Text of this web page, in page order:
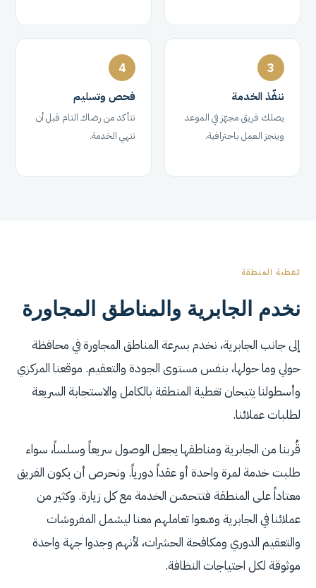
3
ننفّذ الخدمة
يصلك فريق مجهّز في الموعد
وينجز العمل باحترافية.
4
فحص وتسليم
نتأكد من رضاك التام قبل أن
ننهي الخدمة.
تغطية المنطقة
نخدم الجابرية والمناطق المجاورة
إلى جانب الجابرية، نخدم بسرعة المناطق المجاورة في محافظة
حولي وما حولها، بنفس مستوى الجودة والتعقيم. موقعنا المركزي
وأسطولنا يتيحان تغطية المنطقة بالكامل والاستجابة السريعة
لطلبات عملائنا.
قُربنا من الجابرية ومناطقها يجعل الوصول سريعاً وسلساً، سواء
طلبت خدمة لمرة واحدة أو عقداً دورياً. ونحرص أن يكون الفريق
معتاداً على المنطقة فتتحسّن الخدمة مع كل زيارة. وكثير من
عملائنا في الجابرية وسّعوا تعاملهم معنا ليشمل المفروشات
والتعقيم الدوري ومكافحة الحشرات، لأنهم وجدوا جهة واحدة
موثوقة لكل احتياجات النظافة.